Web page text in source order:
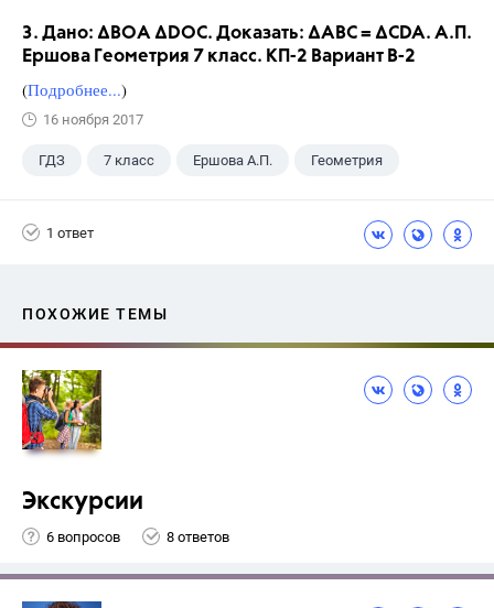
3. Дано: ∆ВОА ∆DОС. Доказать: ∆АВC = ∆CDA. А.П.
Ершова Геометрия 7 класс. КП-2 Вариант В-2
(Подробнее...)
16 ноября 2017
ГДЗ 7 класс Ершова А.П. Геометрия
1 ответ
ПОХОЖИЕ ТЕМЫ
Экскурсии
6 вопросов 8 ответов